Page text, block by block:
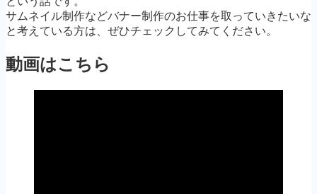
サムネイル制作などバナー制作のお仕事を取っていきたいな
と考えている方は、ぜひチェックしてみてください。
動画はこちら